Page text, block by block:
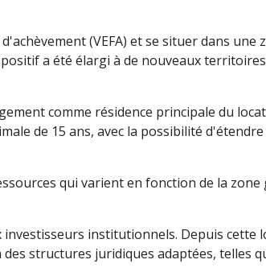
(VEFA) et se situer dans une
a été élargi à de nouveaux
comme résidence principale du
de 15 ans, avec la possibilité
qui varient en fonction de la
institutionnels. Depuis cette
structures juridiques adaptées, telles